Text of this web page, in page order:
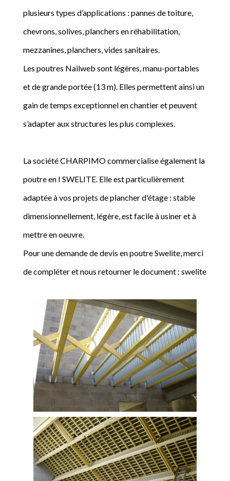
plusieurs types d’applications : pannes de toiture,
chevrons, solives, planchers en réhabilitation,
mezzanines, planchers, vides sanitaires.
Les poutres Nailweb sont légères, manu-portables
et de grande portée (13 m). Elles permettent ainsi un
gain de temps exceptionnel en chantier et peuvent
s’adapter aux structures les plus complexes.
La société CHARPIMO commercialise également la
poutre en I SWELITE. Elle est particulièrement
adaptée à vos projets de plancher d'étage : stable
dimensionnellement, légère, est facile à usiner et à
mettre en oeuvre.
Pour une demande de devis en poutre Swelite, merci
de compléter et nous retourner le document : swelite